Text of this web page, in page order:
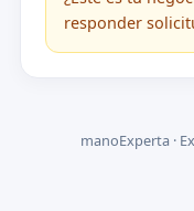
responder
manoExperta ·